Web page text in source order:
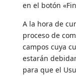
en el botón
A la hora de
proceso de
campos cuya
estarán
para que el